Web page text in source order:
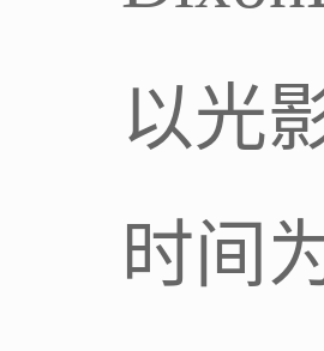
以光
时间